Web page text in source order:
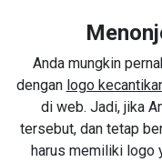
Anda mungkin
dengan logo
di web. Jadi, jika
tersebut, dan tetap
harus memiliki logo